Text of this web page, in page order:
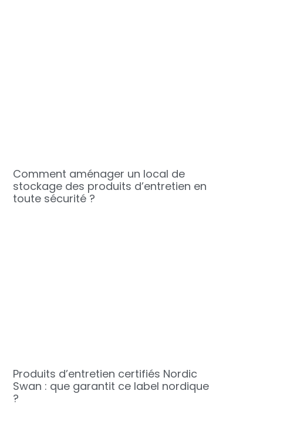
Comment aménager un local de
stockage des produits d’entretien en
toute sécurité ?
Produits d’entretien certifiés Nordic
Swan : que garantit ce label nordique
?